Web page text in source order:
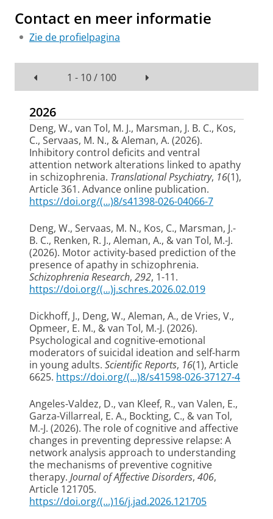
Contact en meer informatie
Zie de profielpagina
1 - 10 / 100
2026
Deng, W., van Tol, M. J., Marsman, J. B. C., Kos,
C., Servaas, M. N., & Aleman, A. (2026).
Inhibitory control deficits and ventral
attention network alterations linked to apathy
in schizophrenia. Translational Psychiatry, 16(1),
Article 361. Advance online publication.
https://doi.org/(...)8/s41398-026-04066-7
Deng, W., Servaas, M. N., Kos, C., Marsman, J.-
B. C., Renken, R. J., Aleman, A., & van Tol, M.-J.
(2026). Motor activity-based prediction of the
presence of apathy in schizophrenia.
Schizophrenia Research, 292, 1-11.
https://doi.org/(...)j.schres.2026.02.019
Dickhoff, J., Deng, W., Aleman, A., de Vries, V.,
Opmeer, E. M., & van Tol, M.-J. (2026).
Psychological and cognitive-emotional
moderators of suicidal ideation and self-harm
in young adults. Scientific Reports, 16(1), Article
6625. https://doi.org/(...)8/s41598-026-37127-4
Angeles-Valdez, D., van Kleef, R., van Valen, E.,
Garza-Villarreal, E. A., Bockting, C., & van Tol,
M.-J. (2026). The role of cognitive and affective
changes in preventing depressive relapse: A
network analysis approach to understanding
the mechanisms of preventive cognitive
therapy. Journal of Affective Disorders, 406,
Article 121705.
https://doi.org/(...)16/j.jad.2026.121705